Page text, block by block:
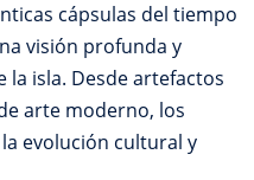
cápsulas del tiempo
visión profunda y
la isla. Desde artefactos
arte moderno, los
evolución cultural y